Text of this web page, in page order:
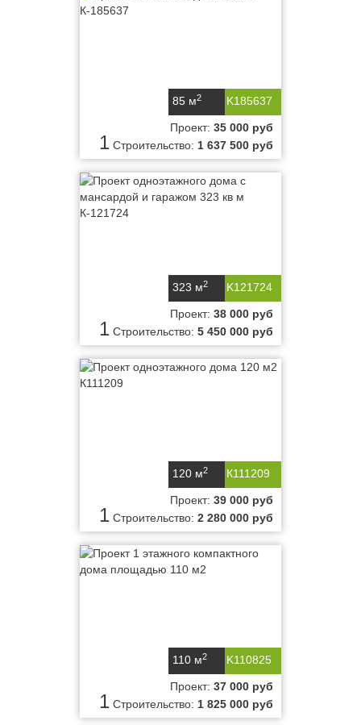
K185637
85 м2
1
Проект: 35 000 руб
Строительство: 1 637 500 руб
K121724
323 м2
1
Проект: 38 000 руб
Строительство: 5 450 000 руб
К111209
120 м2
1
Проект: 39 000 руб
Строительство: 2 280 000 руб
K110825
110 м2
1
Проект: 37 000 руб
Строительство: 1 825 000 руб